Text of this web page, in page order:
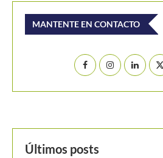
MANTENTE EN CONTACTO
Últimos posts